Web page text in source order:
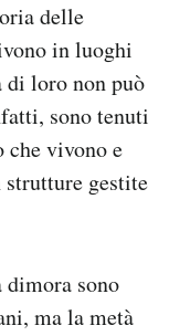
delle
in luoghi
di loro non può
sono tenuti
che vivono e
gestite
dimora sono
ma la metà